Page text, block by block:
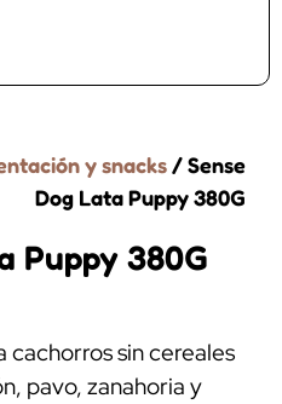
y snacks/ Sense
Dog Lata Puppy 380G
Puppy 380G
sin cereales
pavo, zanahoria y